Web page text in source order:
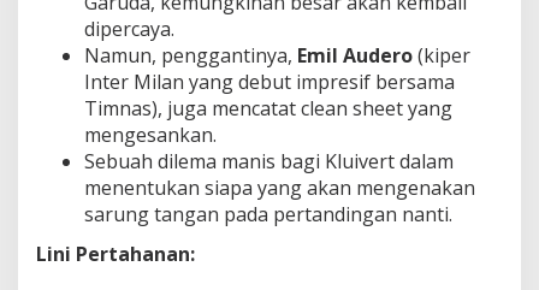
dipercaya.
Namun, penggantinya, Emil Audero(kiper
Inter Milan yang debut impresif bersama
Timnas), juga mencatat clean sheet yang
mengesankan.
Sebuah dilema manis bagi Kluivert dalam
menentukan siapa yang akan mengenakan
sarung tangan pada pertandingan nanti.
Lini Pertahanan: